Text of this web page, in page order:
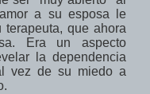
a su esposa
le
terapeuta, que ahora
.
Era un aspecto
la dependencia
vez de su miedo a
.